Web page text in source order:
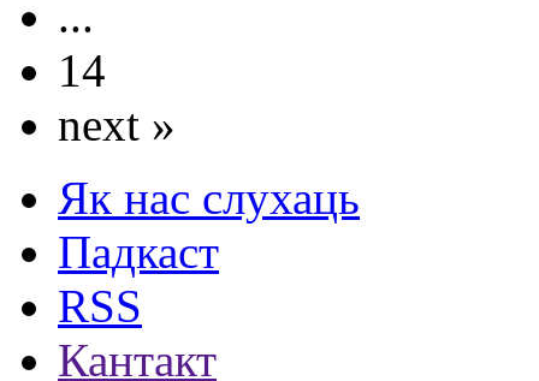
...
14
next »
Як нас слухаць
Падкаст
RSS
Кантакт